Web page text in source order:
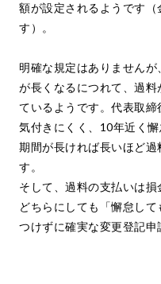
額が設定されるようです
す）。
明確な規定はありません
が長くなるにつれて、過
ているようです。代表取
気付きにくく、10年近く懈
期間が長ければ長いほど
す。
そして、過料の支払いは損
どちらにしても「懈怠し
つけずに確実な変更登記申